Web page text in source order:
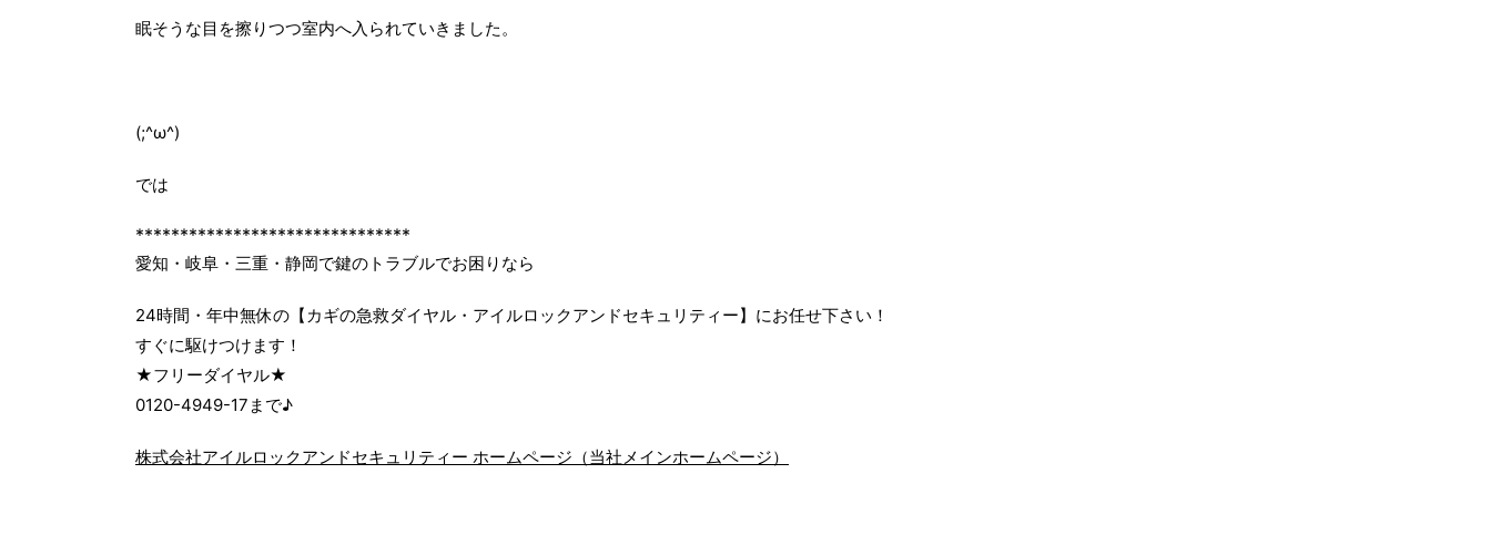
眠そうな目を擦りつつ室内へ入られていきました。
(;^ω^)
では
*******************************
愛知・岐阜・三重・静岡で鍵のトラブルでお困りなら
24時間・年中無休の【カギの急救ダイヤル・アイルロックアンドセキュリティー】にお任せ下さい！
すぐに駆けつけます！
★フリーダイヤル★
0120-4949-17まで♪
株式会社アイルロックアンドセキュリティー ホームページ（当社メインホームページ）